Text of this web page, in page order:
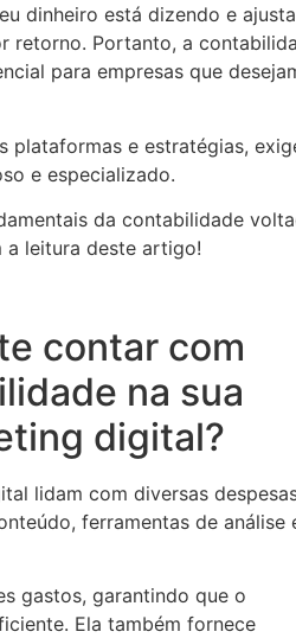
dinheiro está dizendo e
retorno. Portanto, a
para empresas que
plataformas e estratégias,
e especializado.
da contabilidade
leitura deste artigo!
contar com
na sua
digital?
lidam com diversas
ferramentas de análise
gastos, garantindo que o
Ela também fornece